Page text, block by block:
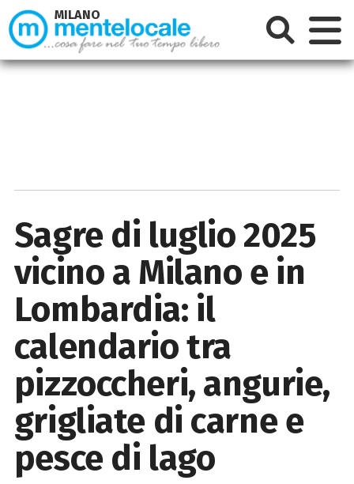
Sagre di luglio 2025
vicino a Milano e in
Lombardia: il
calendario tra
pizzoccheri, angurie,
grigliate di carne e
pesce di lago
MILANO